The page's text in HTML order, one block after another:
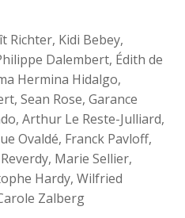
Richter, Kidi Bebey,
Dalembert, Édith de
Hermina Hidalgo,
Sean Rose, Garance
Arthur Le Reste-Julliard,
Ovaldé, Franck Pavloff,
Marie Sellier,
Hardy, Wilfried
Zalberg